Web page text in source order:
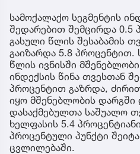
სამოქალაქო სეგმენტის
შედარებით შემცირდა
გასული წლის შესაბამის
გაიზარდა 5.8 პროცენტით.
წლის ივნისში
ინდექსის წინა თვესთან
პროცენტით გაზრდა,
იყო მშენებლობის დარგში
დასაქმებულთა საშუალო
ხელფასის 5.4
პროცენტული პუნქტი
ცვლილებაში.